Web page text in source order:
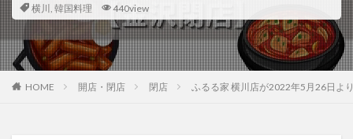
横川 , 韓国料理 440view
HOME 開店・閉店 閉店 ふるる家 横川店が2022年5月26日よ